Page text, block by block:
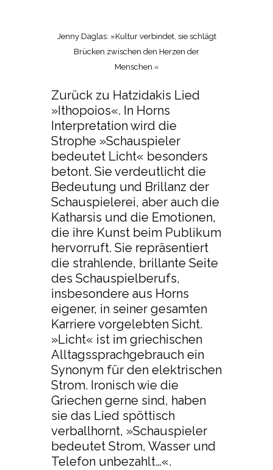
Jenny Daglas: »Kultur verbindet, sie schlägt
Brücken zwischen den Herzen der
Menschen.«
Zurück zu Hatzidakis Lied
»Ithopoios«. In Horns
Interpretation wird die
Strophe »Schauspieler
bedeutet Licht« besonders
betont. Sie verdeutlicht die
Bedeutung und Brillanz der
Schauspielerei, aber auch die
Katharsis und die Emotionen,
die ihre Kunst beim Publikum
hervorruft. Sie repräsentiert
die strahlende, brillante Seite
des Schauspielberufs,
insbesondere aus Horns
eigener, in seiner gesamten
Karriere vorgelebten Sicht.
»Licht« ist im griechischen
Alltagssprachgebrauch ein
Synonym für den elektrischen
Strom. Ironisch wie die
Griechen gerne sind, haben
sie das Lied spöttisch
verballhornt, »Schauspieler
bedeutet Strom, Wasser und
Telefon unbezahlt…«.